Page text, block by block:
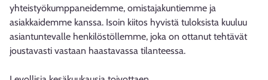
yhteistyökumppaneidemme, omistajakuntiemme ja
asiakkaidemme kanssa. Isoin kiitos hyvistä tuloksista kuuluu
asiantuntevalle henkilöstöllemme, joka on ottanut tehtävät
joustavasti vastaan haastavassa tilanteessa.